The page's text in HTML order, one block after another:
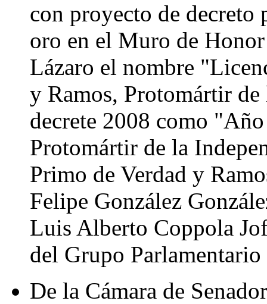
con proyecto de decreto
oro en el Muro de
Lázaro el nombre
y Ramos, Protomártir
decrete 2008 como
Protomártir de la
Primo de Verdad y
Felipe González
Luis Alberto Coppola
del Grupo
De la Cámara de